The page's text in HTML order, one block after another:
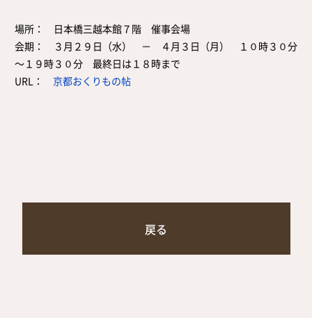
サイト規約
サイトマップ
場所： 日本橋三越本館７階 催事会場
会期： ３月２９日（水） － ４月３日（月） １０時３０分
～１９時３０分 最終日は１８時まで
URL： 京都おくりもの帖
戻る